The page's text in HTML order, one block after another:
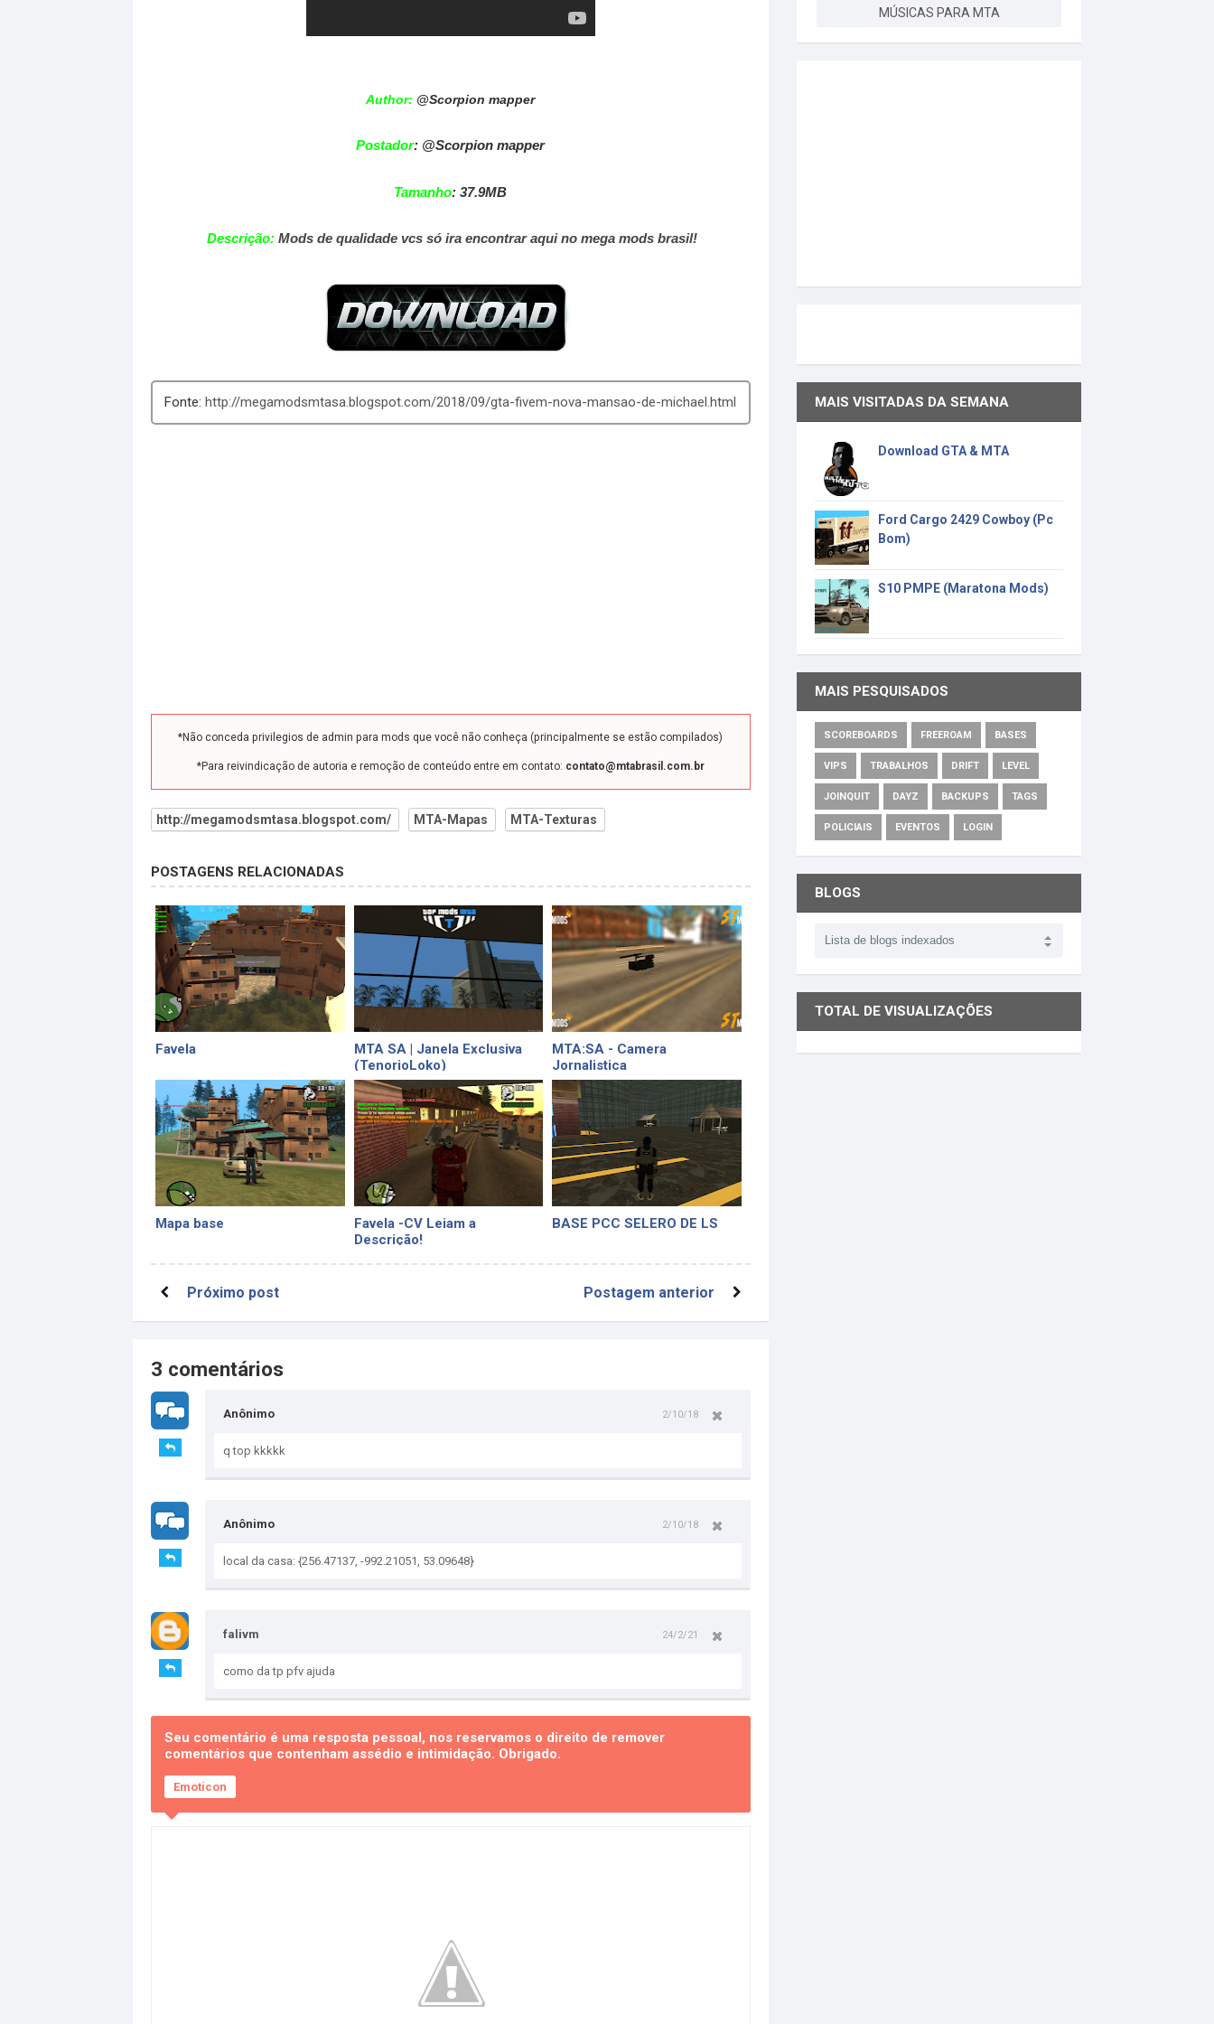
Author: @Scorpion mapper
Postador: @Scorpion mapper
Tamanho:37.9MB
Descrição: Mods de qualidade vcs só ira encontrar aqui no mega mods brasil!
http://megamodsmtasa.blogspot.com/2018/09/gta-fivem-nova-mansao-de-michael.html
*Não conceda privilegios de admin para mods que você não conheça (principalmente se estão compilados)
*Para reivindicação de autoria e remoção de conteúdo entre em contato: contato@mtabrasil.com.br
http://megamodsmtasa.blogspot.com/ MTA-Mapas MTA-Texturas
POSTAGENS RELACIONADAS
Favela
MTA SA | Janela Exclusiva
(TenorioLoko)
MTA:SA - Camera
Jornalistica
Mapa base
Favela -CV Leiam a
Descrição!
BASE PCC SELERO DE LS
Próximo post Postagem anterior
3 comentários
Anônimo 2/10/18
q top kkkkk
Anônimo 2/10/18
local da casa: {256.47137, -992.21051, 53.09648}
falivm 24/2/21
como da tp pfv ajuda
Seu comentário é uma resposta pessoal, nos reservamos o direito de remover
comentários que contenham assédio e intimidação. Obrigado.
Emoticon
MÚSICAS PARA MTA
MAIS VISITADAS DA SEMANA
Download GTA & MTA
Ford Cargo 2429 Cowboy (Pc
Bom)
S10 PMPE (Maratona Mods)
MAIS PESQUISADOS
SCOREBOARDS FREEROAM BASES
VIPS TRABALHOS DRIFT LEVEL
JOINQUIT DAYZ BACKUPS TAGS
POLICIAIS EVENTOS LOGIN
BLOGS
TOTAL DE VISUALIZAÇÕES